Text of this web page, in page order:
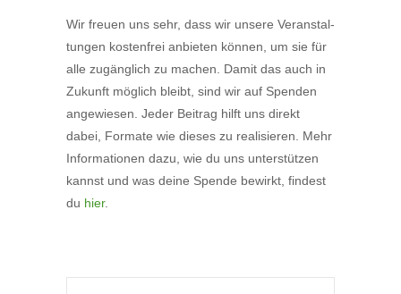
Wir freuen uns sehr, dass wir unsere Veran­stal­
tungen kostenfrei anbieten können, um sie für
alle zugänglich zu machen. Damit das auch in
Zukunft möglich bleibt, sind wir auf Spenden
angewiesen. Jeder Beitrag hilft uns direkt
dabei, Formate wie dieses zu reali­sieren. Mehr
Infor­ma­tionen dazu, wie du uns unter­stützen
kannst und was deine Spende bewirkt, findest
du hier.